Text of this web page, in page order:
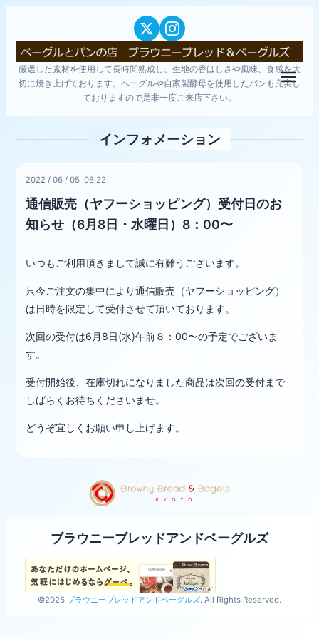
厳選した素材を使用して長時間熟成し、生地の香ばしさや風味、食感を大
切に焼き上げております。ベーグルや自家製酵母を使用したパンも充実し
ておりますので是非一度ご来店下さい。
メ
インフォメーション
2022 /06 /05 08:22
通信販売（ヤフーショッピング）受付日のお
知らせ（6月8日・水曜日）8：00〜
いつもご利用頂きまして誠に有難うございます。
只今ご注文の集中により通信販売（ヤフーショッピング）
は日時を限定して受付させて頂いております。
次回の受付は6月8日(水)午前８：00〜の予定でございま
す。
受付開始後、在庫切れになりました商品は次回の受付まで
しばらくお待ちくださいませ。
どうぞ宜しくお願い申し上げます。
ブラウニーブレッドアンドベーグルズ
©2026 ブラウニーブレッドアンドベーグルズ. All Rights Reserved.